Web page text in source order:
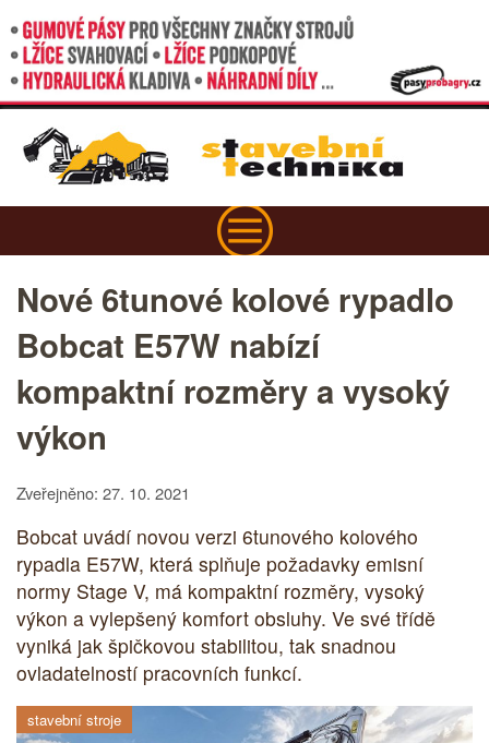
Nové 6tunové kolové rypadlo
Bobcat E57W nabízí
kompaktní rozměry a vysoký
výkon
Zveřejněno: 27. 10. 2021
Bobcat uvádí novou verzi 6tunového kolového
rypadla E57W, která splňuje požadavky emisní
normy Stage V, má kompaktní rozměry, vysoký
výkon a vylepšený komfort obsluhy. Ve své třídě
vyniká jak špičkovou stabilitou, tak snadnou
ovladatelností pracovních funkcí.
stavební stroje